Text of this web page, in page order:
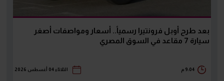
بعد طرح أوبل فرونتيرا رسمياً.. أسعار ومواصفات أصغر
سيارة 7 مقاعد في السوق المصري
9:04 م الثلاثاء 04 أغسطس 2026